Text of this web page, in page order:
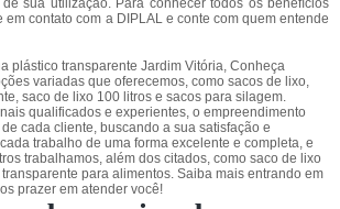
sua utilização. Para conhecer todos os benefícios
em contato com a DIPLAL e conte com quem entende
plástico transparente Jardim Vitória, Conheça
variadas que oferecemos, como sacos de lixo,
saco de lixo 100 litros e sacos para silagem.
qualificados e experientes, o empreendimento
cada cliente, buscando a sua satisfação e
trabalho de uma forma excelente e completa, e
trabalhamos, além dos citados, como saco de lixo
para alimentos. Saiba mais entrando em
prazer em atender você!